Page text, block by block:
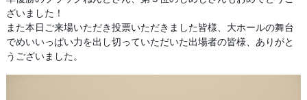
ざいました！
また本日ご来場いただき投票いただきました皆様、大ホールの舞台
でめいいっぱい力を出し切っていただいた出場者の皆様、ありがと
うございました。